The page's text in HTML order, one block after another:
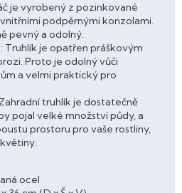
je vyrobený z pozinkované
podpěrnými konzolami.
pevný a odolný.
Truhlík je opatřen práškovým
Proto je odolný vůči
a velmi praktický pro
truhlík je dostatečně
pojal velké množství půdy, a
prostoru pro vaše rostliny,
ocel